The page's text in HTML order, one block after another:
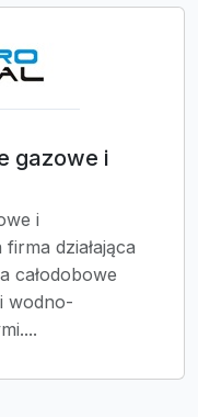
gazowe i
i
działająca
całodobowe
wodno-